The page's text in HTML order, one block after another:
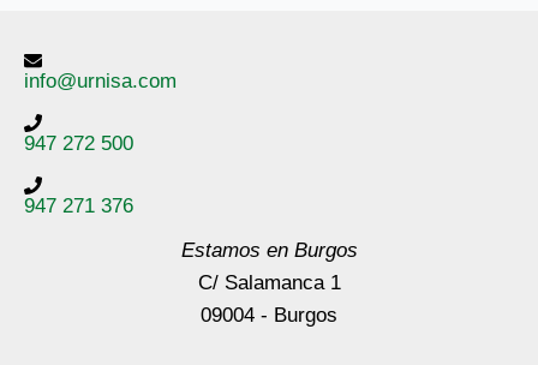
info@urnisa.com
947 272 500
947 271 376
Estamos en Burgos
C/ Salamanca 1
09004 - Burgos